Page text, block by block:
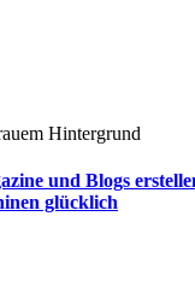
und Blogs
glücklich